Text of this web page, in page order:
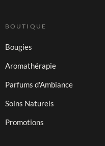
BOUTIQUE
Bougies
Aromathérapie
Parfums d'Ambiance
Soins Naturels
Promotions